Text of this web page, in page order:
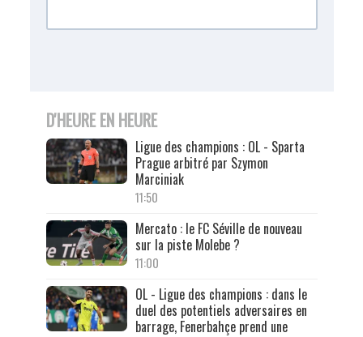
D'HEURE EN HEURE
Ligue des champions : OL - Sparta
Prague arbitré par Szymon
Marciniak
11:50
Mercato : le FC Séville de nouveau
sur la piste Molebe ?
11:00
OL - Ligue des champions : dans le
duel des potentiels adversaires en
barrage, Fenerbahçe prend une